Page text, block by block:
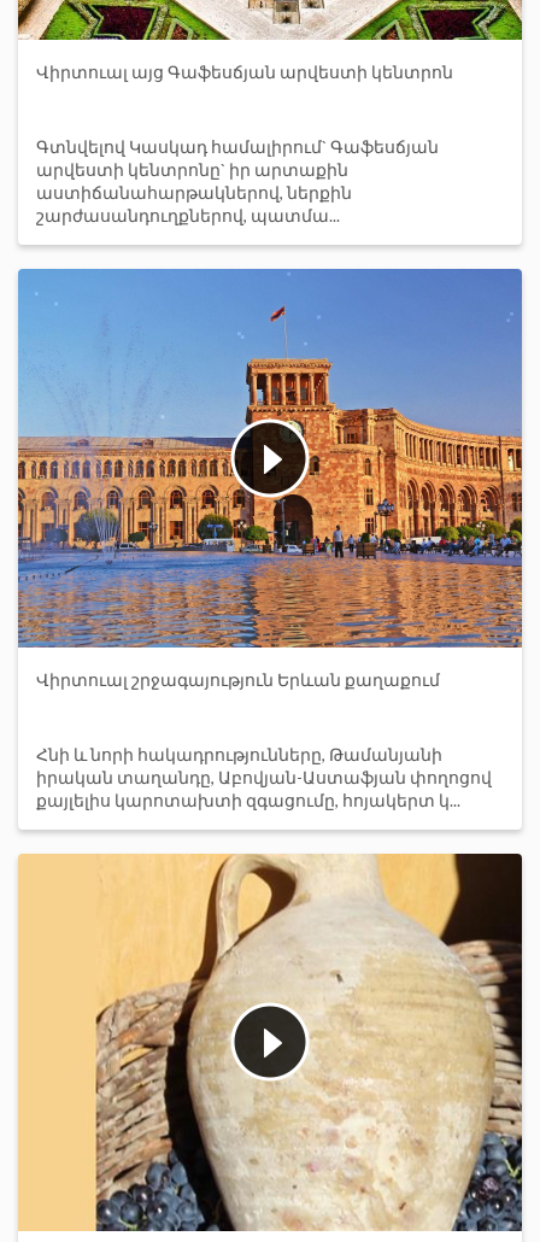
Վիրտուալ այց Գաֆեսճյան արվեստի կենտրոն
Գտնվելով Կասկադ համալիրում` Գաֆեսճյան
արվեստի կենտրոնը` իր արտաքին
աստիճանահարթակներով, ներքին
շարժասանդուղքներով, պատմա...
Վիրտուալ շրջագայություն Երևան քաղաքում
Հնի և նորի հակադրությունները, Թամանյանի
իրական տաղանդը, Աբովյան-Աստաֆյան փողոցով
քայլելիս կարոտախտի զգացումը, հոյակերտ կ...